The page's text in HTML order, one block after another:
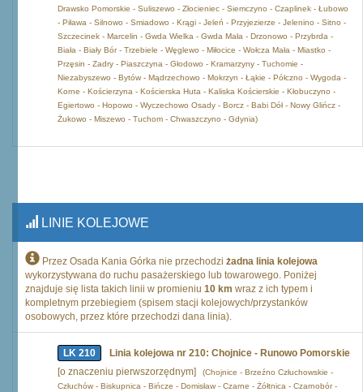
Drawsko Pomorskie - Suliszewo - Złocieniec - Siemczyno - Czaplinek - Łubowo
- Piława - Silnowo - Smiadowo - Krągi - Jeleń - Przyjezierze - Jelenino - Sitno -
Szczecinek - Marcelin - Gwda Wielka - Gwda Mała - Drzonowo - Przybrda -
Biała - Biały Bór - Trzebiele - Węglewo - Miłocice - Wołcza Mała - Miastko -
Przęsin - Zadry - Piaszczyna - Głodowo - Kramarzyny - Tuchomie -
Niezabyszewo - Bytów - Mądrzechowo - Mokrzyn - Łąkie - Półczno - Wygoda -
Korne - Kościerzyna - Kościerska Huta - Kaliska Kościerskie - Kłobuczyno -
Egiertowo - Hopowo - Wyczechowo Osady - Borcz - Babi Dół - Nowy Glińcz -
Żukowo - Miszewo - Tuchom - Chwaszczyno - Gdynia)
LINIE KOLEJOWE
Przez Osada Kania Górka nie przechodzi żadna linia kolejowa
wykorzystywana do ruchu pasażerskiego lub towarowego. Poniżej
znajduje się lista takich linii w promieniu 10 km wraz z ich typem i
kompletnym przebiegiem (spisem stacji kolejowych/przystanków
osobowych, przez które przechodzi dana linia).
LK 210
Linia kolejowa nr 210: Chojnice - Runowo Pomorskie
[o znaczeniu pierwszorzędnym]
(Chojnice - Brzeźno Człuchowskie -
Człuchów - Biskupnica - Bińcze - Domisław - Czarne - Żółtnica - Czarnobór -